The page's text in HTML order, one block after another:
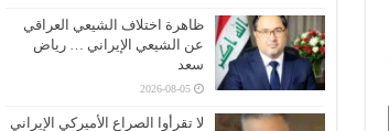
ظاهرة اختلاف الشيعي العراقي
عن الشيعي الإيراني … رياض
سعد
2026-08-05
لا تقرأوا الصراع الأميركي الإيراني